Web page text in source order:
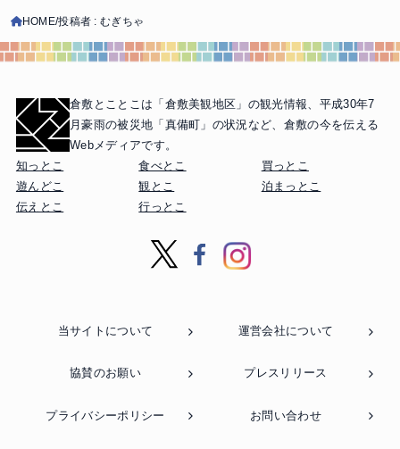
HOME 投稿者 : むぎちゃ
倉敷とことこは「倉敷美観地区」の観光情報、 平成30年7
月豪雨の被災地「真備町」の状況など、 倉敷の今を伝える
Webメディアです。
知っとこ
食べとこ
買っとこ
遊んどこ
観とこ
泊まっとこ
伝えとこ
行っとこ
当サイトについて 運営会社について
協賛のお願い プレスリリース
プライバシーポリシー お問い合わせ